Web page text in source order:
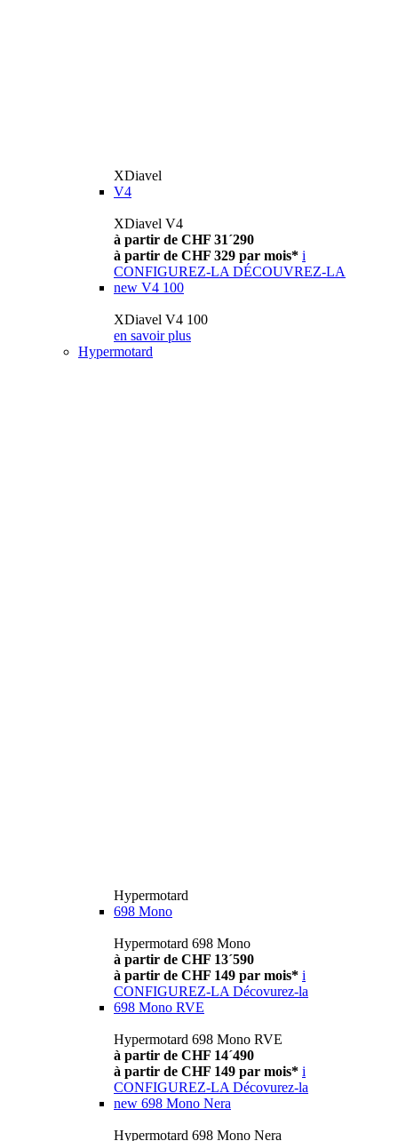
XDiavel
V4
XDiavel V4
à partir de CHF 31´290
à partir de CHF 329 par mois* i
CONFIGUREZ-LA DÉCOUVREZ-LA
new V4 100
XDiavel V4 100
en savoir plus
Hypermotard
Hypermotard
698 Mono
Hypermotard 698 Mono
à partir de CHF 13´590
à partir de CHF 149 par mois* i
CONFIGUREZ-LA Décovurez-la
698 Mono RVE
Hypermotard 698 Mono RVE
à partir de CHF 14´490
à partir de CHF 149 par mois* i
CONFIGUREZ-LA Décovurez-la
new 698 Mono Nera
Hypermotard 698 Mono Nera